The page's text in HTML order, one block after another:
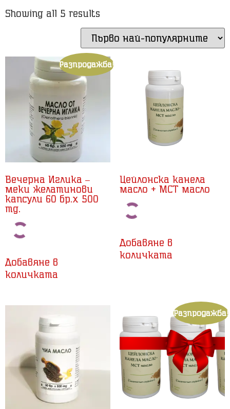
Showing all 5 results
Разпродажба!
Вечерна Иглика –
меки желатинови
капсули 60 бр.x 500
mg.
Добавяне в
количката
Цейлонска канела
масло + MCT масло
Добавяне в
количката
Разпродажба!